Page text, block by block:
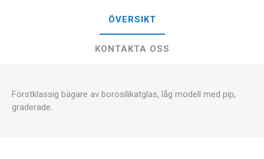
ÖVERSIKT
KONTAKTA OSS
Förstklassig bägare av borosilikatglas, låg modell med pip,
graderade.